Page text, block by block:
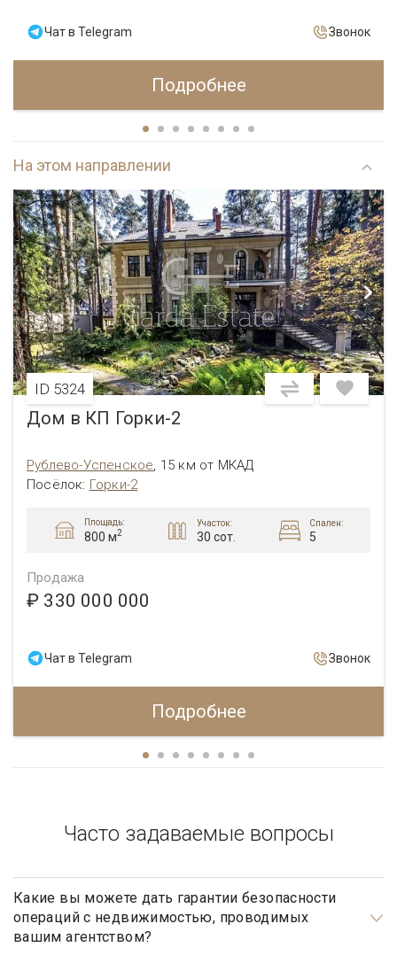
Чат в Telegram Звонок
Подробнее
На этом направлении
ID 5324
Дом в КП Горки-2
Рублево-Успенское, 15 км от МКАД
Посёлок: Горки-2
Площадь:
800 м2
Участок:
30 сот.
Спален:
5
Продажа
₽ 330 000 000
Чат в Telegram Звонок
Подробнее
Часто задаваемые вопросы
Какие вы можете дать гарантии безопасности
операций с недвижимостью, проводимых
вашим агентством?